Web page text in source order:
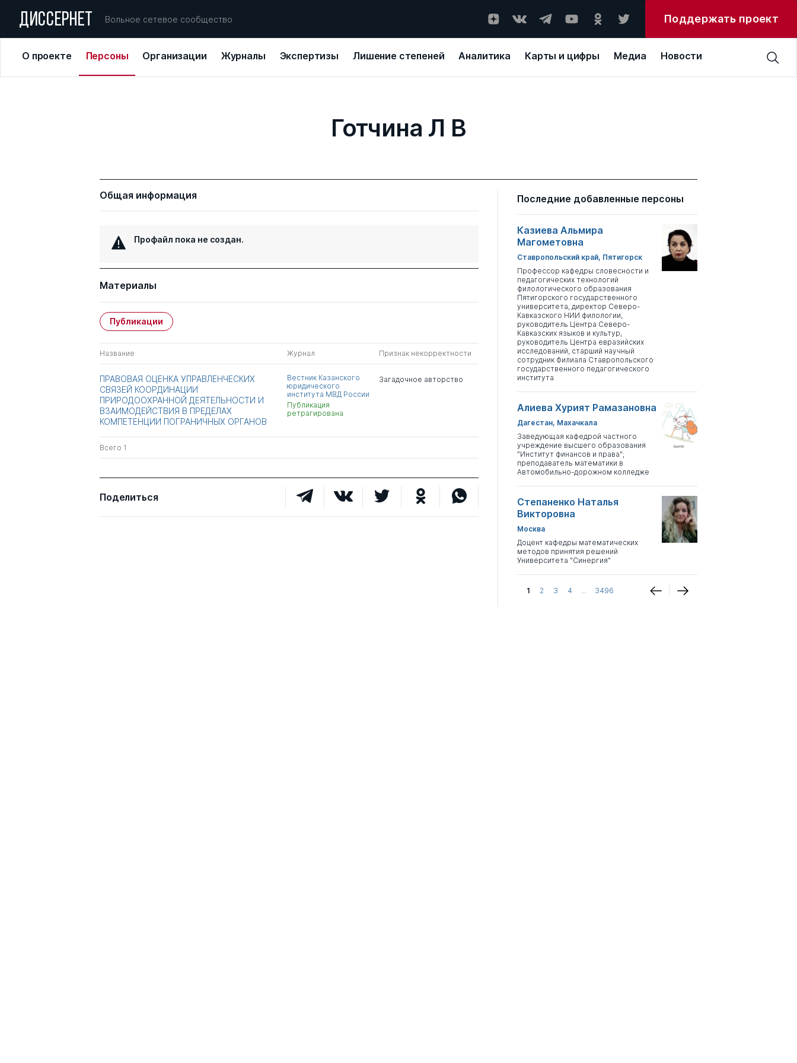
ДИССЕРНЕТ Вольное сетевое сообщество Поддержать проект
О проекте Персоны Организации Журналы Экспертизы Лишение степеней Аналитика Карты и цифры Медиа Новости
Готчина Л В
Общая информация
Профайл пока не создан.
Материалы
Публикации
Название Журнал Признак некорректности
ПРАВОВАЯ ОЦЕНКА УПРАВЛЕНЧЕСКИХ
СВЯЗЕЙ КООРДИНАЦИИ
ПРИРОДООХРАННОЙ ДЕЯТЕЛЬНОСТИ И
ВЗАИМОДЕЙСТВИЯ В ПРЕДЕЛАХ
КОМПЕТЕНЦИИ ПОГРАНИЧНЫХ ОРГАНОВ
Вестник Казанского
юридического
института МВД России
Публикация
ретрагирована
Загадочное авторство
Всего 1
Поделиться
Последние добавленные персоны
Казиева Альмира
Магометовна
Ставропольский край, Пятигорск
Профессор кафедры словесности и
педагогических технологий
филологического образования
Пятигорского государственного
университета, директор Северо-
Кавказского НИИ филологии,
руководитель Центра Северо-
Кавказских языков и культур,
руководитель Центра евразийских
исследований, старший научный
сотрудник Филиала Ставропольского
государственного педагогического
института
Алиева Хурият Рамазановна
Дагестан, Махачкала
Заведующая кафедрой частного
учреждение высшего образования
"Институт финансов и права";
преподаватель математики в
Автомобильно-дорожном колледже
Степаненко Наталья
Викторовна
Москва
Доцент кафедры математических
методов принятия решений
Университета "Синергия"
1 2 3 4 ... 3496